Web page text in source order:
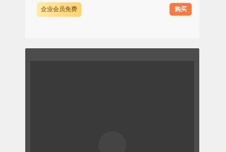
企业会员免费 购买